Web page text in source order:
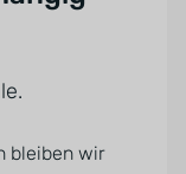
bleiben wir